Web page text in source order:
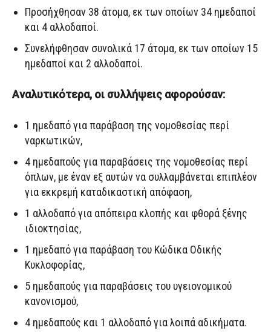
Προσήχθησαν 38 άτομα, εκ των οποίων 34 ημεδαποί
και 4 αλλοδαποί.
Συνελήφθησαν συνολικά 17 άτομα, εκ των οποίων 15
ημεδαποί και 2 αλλοδαποί.
Αναλυτικότερα, οι συλλήψεις αφορούσαν:
1 ημεδαπό για παράβαση της νομοθεσίας περί
ναρκωτικών,
4 ημεδαπούς για παραβάσεις της νομοθεσίας περί
όπλων, με έναν εξ αυτών να συλλαμβάνεται επιπλέον
για εκκρεμή καταδικαστική απόφαση,
1 αλλοδαπό για απόπειρα κλοπής και φθορά ξένης
ιδιοκτησίας,
1 ημεδαπό για παράβαση του Κώδικα Οδικής
Κυκλοφορίας,
5 ημεδαπούς για παραβάσεις του υγειονομικού
κανονισμού,
4 ημεδαπούς και 1 αλλοδαπό για λοιπά αδικήματα.